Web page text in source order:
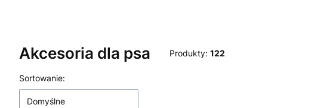
Akcesoria dla psa Produkty: 122
Lista produktów
Sortowanie:
Domyślne